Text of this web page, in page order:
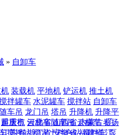
» 自卸车
装载机 平地机 铲运机 推土机
拌罐车 水泥罐车 搅拌站 自卸车
车吊 龙门吊 塔吊 升降机 升降平
起重机 云梯车随车吊 云梯车 卷扬
搅拌站 稳定土拌合站 搅拌车 泵
重庆市 河北省 山西省 内蒙古 辽
江苏省 浙江省 安徽省 福建省 江